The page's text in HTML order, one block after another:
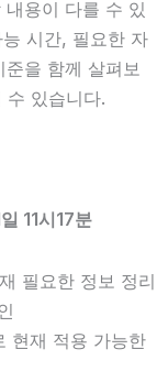
용이 다를 수 있
시간, 필요한 자
을 함께 살펴보
수 있습니다.
11시17분
필요한 정보 정리
현재 적용 가능한